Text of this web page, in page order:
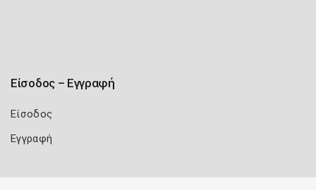
Είσοδος – Εγγραφή
Είσοδος
Εγγραφή